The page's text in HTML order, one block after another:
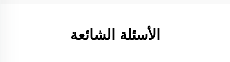
الأسئلة الشائعة